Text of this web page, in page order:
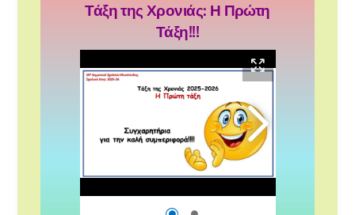
Τάξη της Χρονιάς: Η Πρώτη
Τάξη!!!